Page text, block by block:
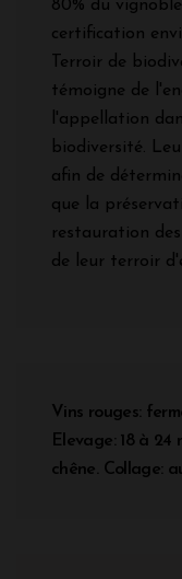
80% du
certification
Terroir de
témoigne de
l'appellation
biodiversité.
afin de
que la
restauration
de leur terroir
Vins rouges:
Elevage: 18 à 24
chêne. Collage: